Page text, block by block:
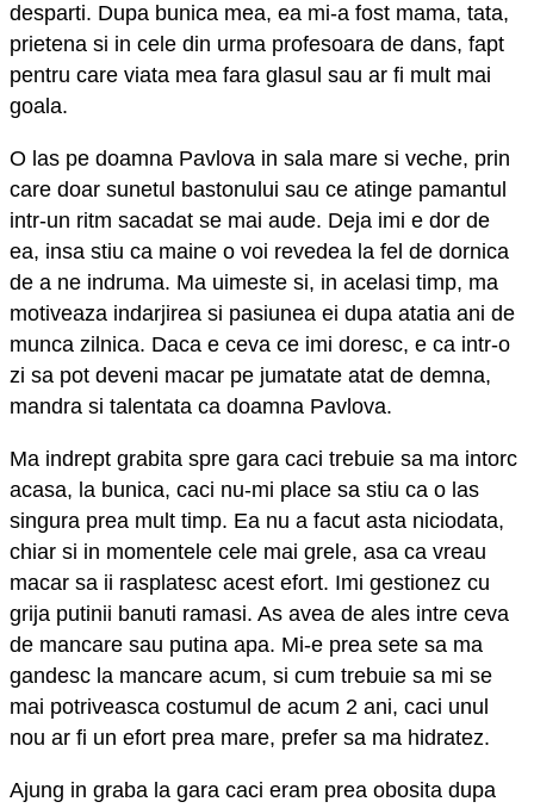
desparti. Dupa bunica mea, ea mi-a fost mama, tata,
prietena si in cele din urma profesoara de dans, fapt
pentru care viata mea fara glasul sau ar fi mult mai
goala.
O las pe doamna Pavlova in sala mare si veche, prin
care doar sunetul bastonului sau ce atinge pamantul
intr-un ritm sacadat se mai aude. Deja imi e dor de
ea, insa stiu ca maine o voi revedea la fel de dornica
de a ne indruma. Ma uimeste si, in acelasi timp, ma
motiveaza indarjirea si pasiunea ei dupa atatia ani de
munca zilnica. Daca e ceva ce imi doresc, e ca intr-o
zi sa pot deveni macar pe jumatate atat de demna,
mandra si talentata ca doamna Pavlova.
Ma indrept grabita spre gara caci trebuie sa ma intorc
acasa, la bunica, caci nu-mi place sa stiu ca o las
singura prea mult timp. Ea nu a facut asta niciodata,
chiar si in momentele cele mai grele, asa ca vreau
macar sa ii rasplatesc acest efort. Imi gestionez cu
grija putinii banuti ramasi. As avea de ales intre ceva
de mancare sau putina apa. Mi-e prea sete sa ma
gandesc la mancare acum, si cum trebuie sa mi se
mai potriveasca costumul de acum 2 ani, caci unul
nou ar fi un efort prea mare, prefer sa ma hidratez.
Ajung in graba la gara caci eram prea obosita dupa